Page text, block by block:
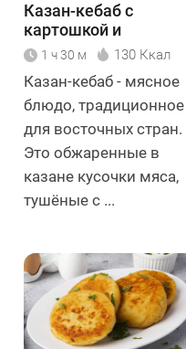
Казан-кебаб с
картошкой и
говядиной
1 ч 30 м 130 Ккал
Казан-кебаб - мясное
блюдо, традиционное
для восточных стран.
Это обжаренные в
казане кусочки мяса,
тушёные с ...